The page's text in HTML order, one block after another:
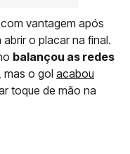
vantagem após
o placar na final.
balançou as redes
, mas o gol acabou
toque de mão na